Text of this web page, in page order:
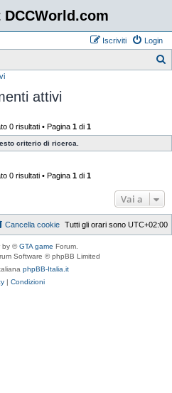
Login
Iscriviti
attivi
0 risultati • Pagina 1di 1
criterio di ricerca.
0 risultati • Pagina 1di 1
Vai a
Tutti gli orari sono UTC+02:00
Cancella cookie
by ©GTA game Forum.
Software © phpBB Limited
phpBB-Italia.it
| Condizioni